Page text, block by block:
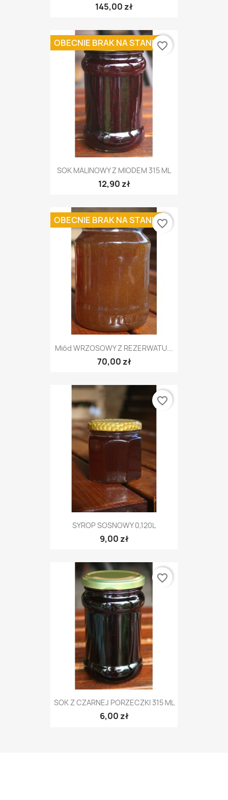
145,00 zł
SOK MALINOWY Z MIODEM 315 ML
12,90 zł
OBECNIE BRAK NA STANIEfavorite_border
Miód WRZOSOWY Z REZERWATU...
70,00 zł
OBECNIE BRAK NA STANIEfavorite_border
SYROP SOSNOWY 0,120L
9,00 zł
favorite_border
SOK Z CZARNEJ PORZECZKI 315 ML
6,00 zł
favorite_border